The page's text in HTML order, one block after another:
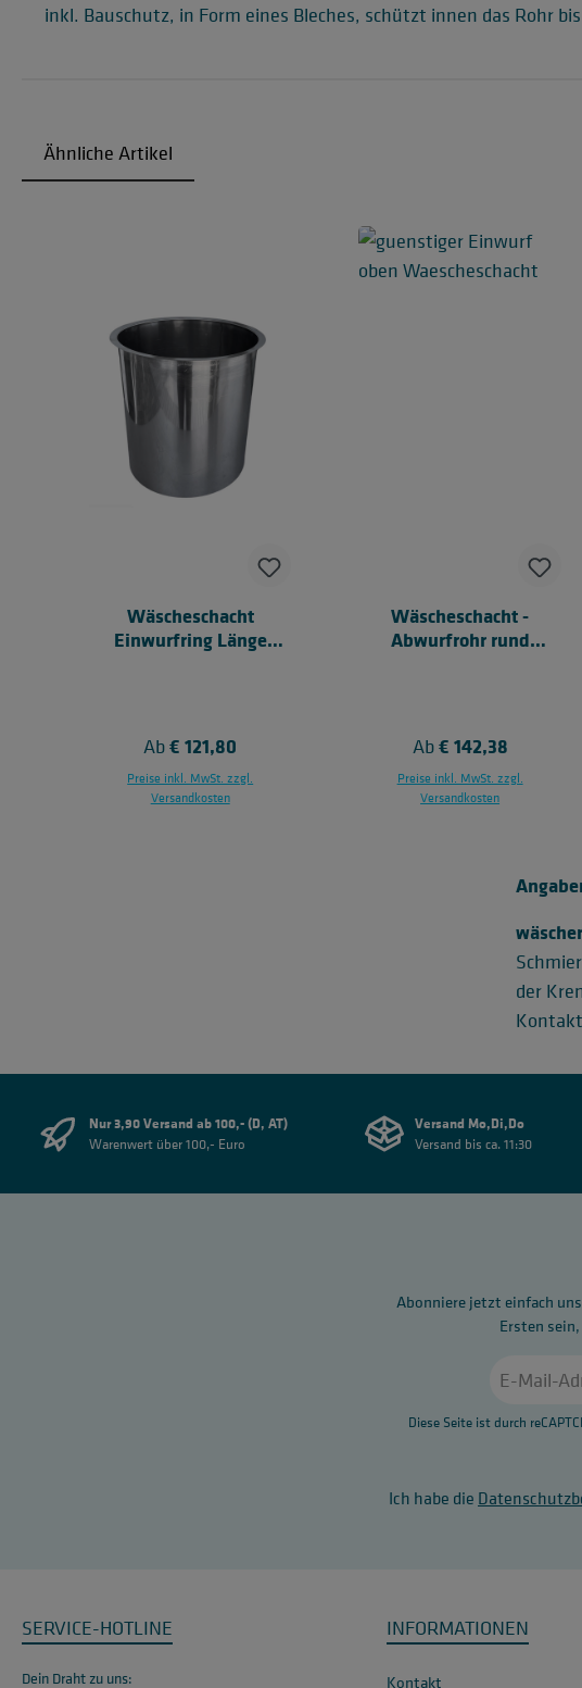
inkl. Bauschutz, in Form eines Bleches, schützt innen das Rohr
Ähnliche Artikel
Wäscheschacht
Einwurfring Länge
Regulärer Preis:
Ab€ 121,80
Preise inkl. MwSt. zzgl.
Versandkosten
Wäscheschacht -
Abwurfrohr rund
Regulärer Preis:
Ab€ 142,38
Preise inkl. MwSt. zzgl.
Versandkosten
der
Nur 3,90 Versand ab 100,- (D, AT)
Warenwert über 100,- Euro
Versand Mo,Di,Do
Versand bis ca. 11:30
Abonniere jetzt einfach
Ersten
Mail-
Diese Seite ist durch
Ich habe die
SERVICE-HOTLINE
Dein Draht zu uns:
INFORMATIONEN
Kontakt